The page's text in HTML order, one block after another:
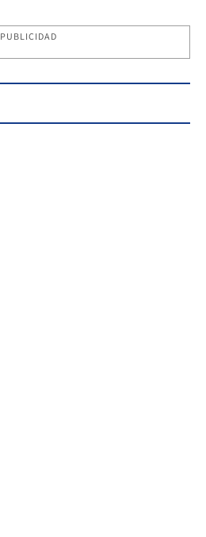
PUBLICIDAD